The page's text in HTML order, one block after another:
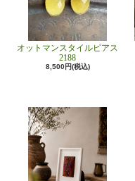
オットマンスタイルピアス
2188
8,500円(税込)